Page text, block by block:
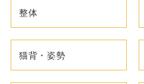
整体
猫背・姿勢